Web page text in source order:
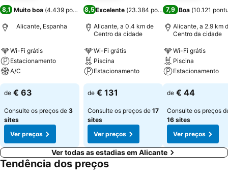
8,1 Muito boa (4.439 pontuações)
Alicante, Espanha
Wi-Fi grátis
Estacionamento
A/C
de € 63
Consulte os preços de 3
sites
Ver preços
8,5Excelente (23.384 pontuações)
Alicante, a 0.4 km de
Centro da cidade
Wi-Fi grátis
Piscina
Estacionamento
de € 131
Consulte os preços de 17
sites
Ver preços
7,9 Boa (10.121
Alicante, a 2.9 km
Centro da cidade
Wi-Fi grátis
Piscina
Estacionamento
de € 44
Consulte os preços
16 sites
Ver preços
Ver todas as estadias em Alicante
Tendência dos preços